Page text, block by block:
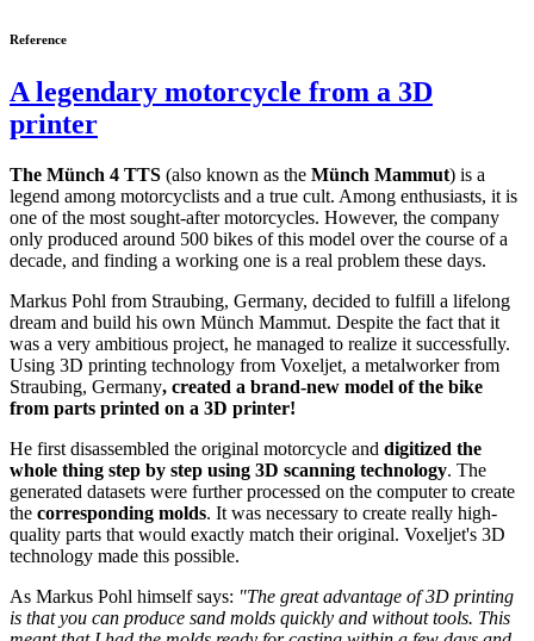
Reference
A legendary motorcycle from a 3D
printer
The Münch 4 TTS (also known as the Münch Mammut) is a
legend among motorcyclists and a true cult. Among enthusiasts, it is
one of the most sought-after motorcycles. However, the company
only produced around 500 bikes of this model over the course of a
decade, and finding a working one is a real problem these days.
Markus Pohl from Straubing, Germany, decided to fulfill a lifelong
dream and build his own Münch Mammut. Despite the fact that it
was a very ambitious project, he managed to realize it successfully.
Using 3D printing technology from Voxeljet, a metalworker from
Straubing, Germany, created a brand-new model of the bike
from parts printed on a 3D printer!
He first disassembled the original motorcycle and digitized the
whole thing step by step using 3D scanning technology. The
generated datasets were further processed on the computer to create
the corresponding molds. It was necessary to create really high-
quality parts that would exactly match their original. Voxeljet's 3D
technology made this possible.
As Markus Pohl himself says: "The great advantage of 3D printing
is that you can produce sand molds quickly and without tools. This